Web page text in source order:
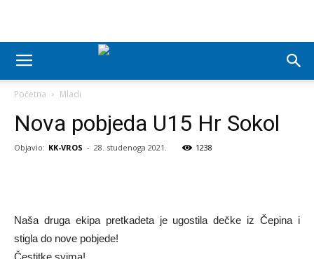
Početna Mladi
Nova pobjeda U15 Hr Sokol
Objavio: KK-VROS - 28. studenoga 2021. 1238
Naša druga ekipa pretkadeta je ugostila dečke iz Čepina i
stigla do nove pobjede!
Čestitke svima!